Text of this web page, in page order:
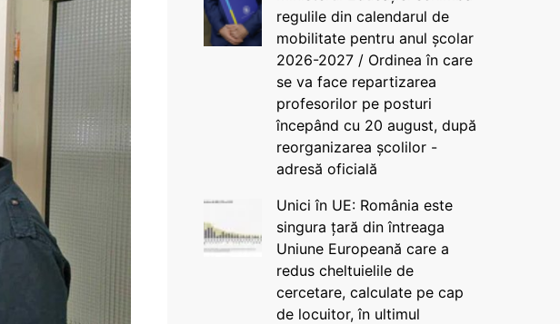
regulile din calendarul de
mobilitate pentru anul școlar
2026-2027 / Ordinea în care
se va face repartizarea
profesorilor pe posturi
începând cu 20 august, după
reorganizarea școlilor -
adresă oficială
Unici în UE: România este
singura țară din întreaga
Uniune Europeană care a
redus cheltuielile de
cercetare, calculate pe cap
de locuitor, în ultimul